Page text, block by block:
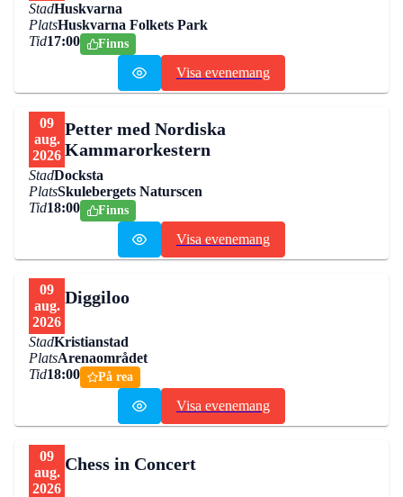
StadHuskvarna
PlatsHuskvarna Folkets Park
Tid17:00 Finns
Visa evenemang
09
aug.
2026
Petter med Nordiska
Kammarorkestern
StadDocksta
PlatsSkulebergets Naturscen
Tid18:00 Finns
Visa evenemang
09
aug.
2026
Diggiloo
StadKristianstad
PlatsArenaområdet
Tid18:00 På rea
Visa evenemang
09
aug.
2026
Chess in Concert